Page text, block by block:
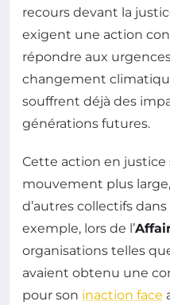
recours devant la
exigent une action
répondre aux
changement
souffrent déjà des
générations futures.
Cette action en justice
mouvement plus
d’autres collectifs
exemple, lors de l’
organisations telles
avaient obtenu une
pour son inaction face